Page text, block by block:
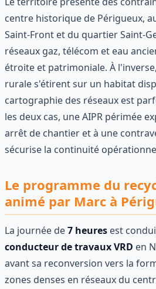
centre historique de Périgueux,
Saint-Front et du quartier Saint-
réseaux gaz, télécom et eau
étroite et patrimoniale. À
rurale s'étirent sur un habitat
cartographie des réseaux est
les deux cas, une AIPR périmée
arrêt de chantier et à une
sécurise la continuité
Le programme du
animé par Marc à
La journée de7 heures est
conducteur de travaux VRD en
avant sa reconversion vers la
zones denses en réseaux du